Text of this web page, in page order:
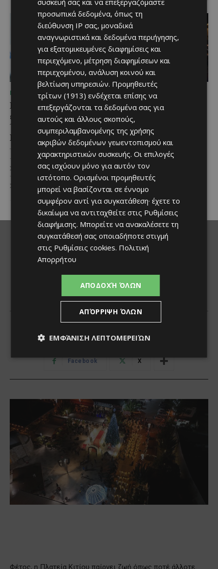
ΜΈΝΟΥΜΕ ΕΝΗΜΕΡΩΜΈΝΟΙ
Επένδυση €31 εκατ. για
εκσυγχρονισμό των
Υπηρεσιών Κοινωνικής
Ευημερίας
Το έργο υλοποιείται στο πλαίσιο
του Προγράμματος Πολιτικής
Συνοχής «ΘΑΛΕΙΑ2021-2027», με
τη συγχρηματοδότησης της ΕΕ
Σε μία από τις...
ΜΈΝΟΥΜΕ ΕΝΗΜΕΡΩΜΈΝΟΙ
Νέα διεθνής διάκριση και
παγκόσμιο ρεκόρ για το
Nissan Qashqai e-
POWER
Το Nissan Qashqai e-POWER
αποδεικνύει στην πράξη την
αποδοτικότητα της τεχνολογίας
του κατακτώντας τίτλο στα
Guinness World Records....
συσκευή σας και να επεξεργαζόμαστε
προσωπικά δεδομένα, όπως τη
διεύθυνση IP σας, μοναδικά
αναγνωριστικά και δεδομένα περιήγησης,
για εξατομικευμένες διαφημίσεις και
περιεχόμενο, μέτρηση διαφημίσεων και
περιεχομένου, ανάλυση κοινού και
βελτίωση υπηρεσιών. Προμηθευτές
τρίτων (1913) ενδέχεται επίσης να
επεξεργάζονται τα δεδομένα σας για
αυτούς και άλλους σκοπούς,
συμπεριλαμβανομένης της χρήσης
ακριβών δεδομένων γεωεντοπισμού και
χαρακτηριστικών συσκευής. Οι επιλογές
σας ισχύουν μόνο για αυτόν τον
ιστότοπο. Ορισμένοι προμηθευτές
μπορεί να βασίζονται σε έννομο
συμφέρον αντί για συγκατάθεση· έχετε το
δικαίωμα να αντιταχθείτε στις Ρυθμίσεις
διαφήμισης. Μπορείτε να ανακαλέσετε τη
συγκατάθεσή σας οποιαδήποτε στιγμή
στις Ρυθμίσεις cookies. Πολιτική
Απορρήτου
ΑΠΟΔΟΧΉ ΌΛΩΝ
ΑΠΌΡΡΙΨΗ ΌΛΩΝ
ΕΜΦΆΝΙΣΗ ΛΕΠΤΟΜΕΡΕΙΏΝ